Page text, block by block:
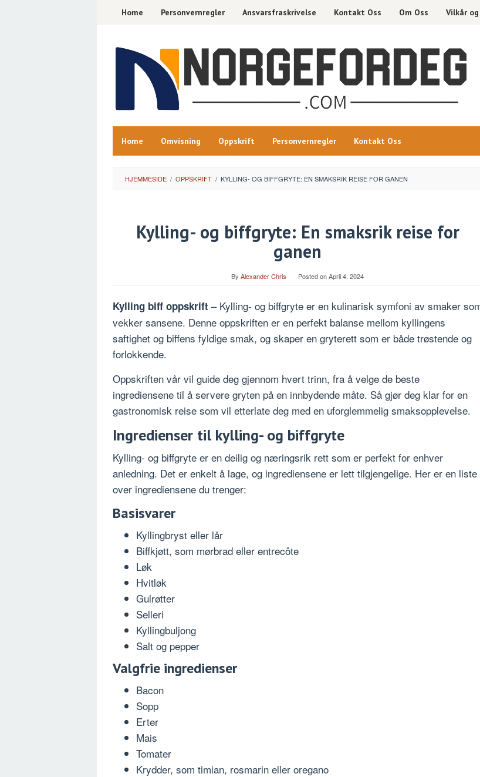
Home Personvernregler Ansvarsfraskrivelse Kontakt Oss Om Oss Vilkår
Home Omvisning Oppskrift Personvernregler Kontakt Oss
HJEMMESIDE / OPPSKRIFT / KYLLING- OG BIFFGRYTE: EN SMAKSRIK REISE FOR GANEN
Kylling- og biffgryte: En smaksrik reise for
ganen
By Alexander Chris Posted onApril 4, 2024
Kylling biff oppskrift – Kylling- og biffgryte er en kulinarisk symfoni av smaker
vekker sansene. Denne oppskriften er en perfekt balanse mellom kyllingens
saftighet og biffens fyldige smak, og skaper en gryterett som er både trøstende og
forlokkende.
Oppskriften vår vil guide deg gjennom hvert trinn, fra å velge de beste
ingrediensene til å servere gryten på en innbydende måte. Så gjør deg klar for en
gastronomisk reise som vil etterlate deg med en uforglemmelig smaksopplevelse.
Ingredienser til kylling- og biffgryte
Kylling- og biffgryte er en deilig og næringsrik rett som er perfekt for enhver
anledning. Det er enkelt å lage, og ingrediensene er lett tilgjengelige. Her er en liste
over ingrediensene du trenger:
Basisvarer
Kyllingbryst eller lår
Biffkjøtt, som mørbrad eller entrecôte
Løk
Hvitløk
Gulrøtter
Selleri
Kyllingbuljong
Salt og pepper
Valgfrie ingredienser
Bacon
Sopp
Erter
Mais
Tomater
Krydder, som timian, rosmarin eller oregano